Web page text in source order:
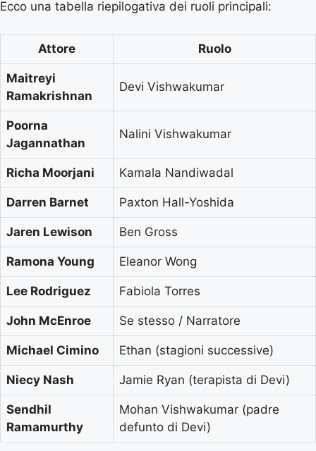
Ecco una tabella riepilogativa dei ruoli principali:
Attore Ruolo
Maitreyi
Ramakrishnan
Devi Vishwakumar
Poorna
Jagannathan
Nalini Vishwakumar
Richa Moorjani Kamala Nandiwadal
Darren Barnet Paxton Hall-Yoshida
Jaren Lewison Ben Gross
Ramona Young Eleanor Wong
Lee Rodriguez Fabiola Torres
John McEnroe Se stesso / Narratore
Michael Cimino Ethan (stagioni successive)
Niecy Nash Jamie Ryan (terapista di Devi)
Sendhil
Ramamurthy
Mohan Vishwakumar (padre
defunto di Devi)